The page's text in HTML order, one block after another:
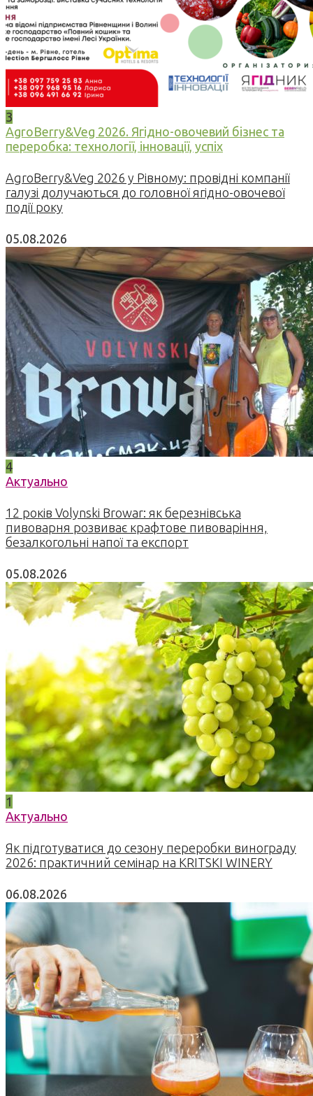
3
AgroBerry&Veg 2026. Ягідно-овочевий бізнес та
переробка: технології, інновації, успіх
AgroBerry&Veg 2026 у Рівному: провідні компанії
галузі долучаються до головної ягідно-овочевої
події року
05.08.2026
4
Актуально
12 років Volynski Browar: як березнівська
пивоварня розвиває крафтове пивоваріння,
безалкогольні напої та експорт
05.08.2026
1
Актуально
Як підготуватися до сезону переробки винограду
2026: практичний семінар на KRITSKI WINERY
06.08.2026